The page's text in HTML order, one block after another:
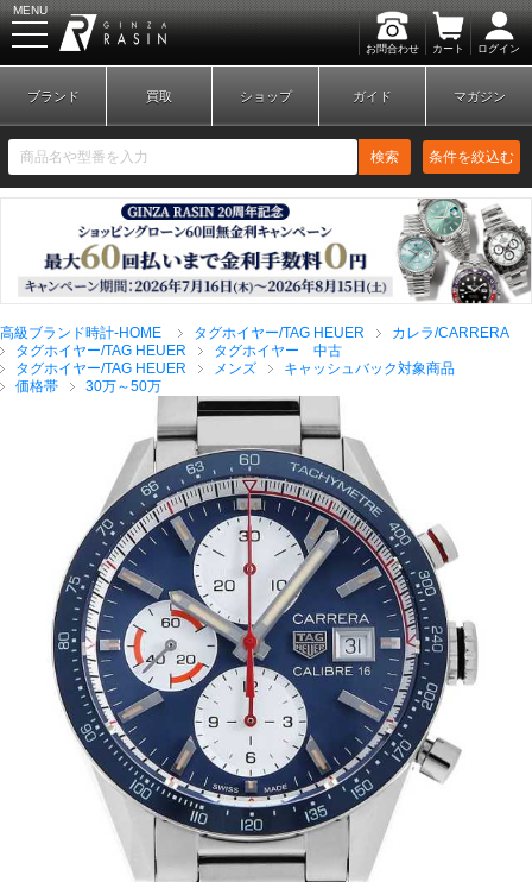
お問合わせ カート ログイン
MENU
新規会員登録 ログイン
ブランドから探す
全てのブランドを見
る
ロレックス
パテック
フィリップ
オーデマピゲ ウブロ カルティエ
ブランド 買取 ショップ ガイド マガジン
検索 条件を絞込む
高級ブランド時計-HOME タグホイヤー/TAG HEUER
カレラ/CARRERA
タグホイヤー/TAG HEUER
タグホイヤー 中古
タグホイヤー/TAG HEUER
メンズ
キャッシュバック対象商品
価格帯
30万～50万